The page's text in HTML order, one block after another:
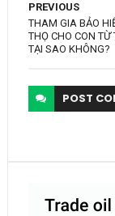
PREVIOUS
THAM GIA BẢO
THỌ CHO CON TỪ
TẠI SAO KHÔNG?
POST